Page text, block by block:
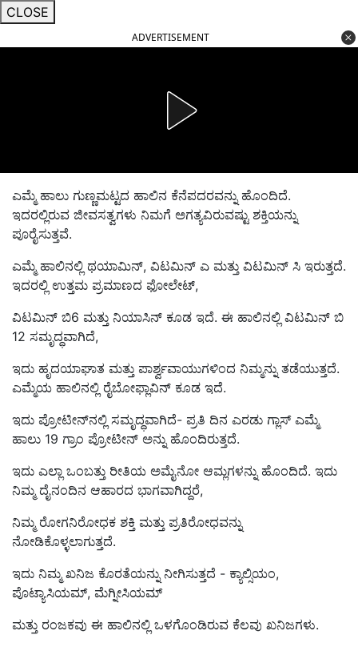
CLOSE
ADVERTISEMENT
ಎಮ್ಮೆ ಹಾಲು ಗುಣ್ಣಮಟ್ಟದ ಹಾಲಿನ ಕೆನೆಪದರವನ್ನು ಹೊಂದಿದೆ.
ಇದರಲ್ಲಿರುವ ಜೀವಸತ್ವಗಳು ನಿಮಗೆ ಅಗತ್ಯವಿರುವಷ್ಟು ಶಕ್ತಿಯನ್ನು
ಪೂರೈಸುತ್ತವೆ.
ಎಮ್ಮೆಹಾಲಿನಲ್ಲಿ ಥಯಾಮಿನ್, ವಿಟಮಿನ್ ಎ ಮತ್ತು ವಿಟಮಿನ್ ಸಿ ಇರುತ್ತದೆ.
ಇದರಲ್ಲಿ ಉತ್ತಮ ಪ್ರಮಾಣದ ಫೋಲೇಟ್,
ವಿಟಮಿನ್ ಬಿ6 ಮತ್ತು ನಿಯಾಸಿನ್ ಕೂಡ ಇದೆ. ಈ ಹಾಲಿನಲ್ಲಿ ವಿಟಮಿನ್ ಬಿ
12 ಸಮೃದ್ಧವಾಗಿದೆ,
ಇದು ಹೃದಯಾಘಾತ ಮತ್ತು ಪಾರ್ಶ್ವವಾಯುಗಳಿಂದ ನಿಮ್ಮನ್ನು ತಡೆಯುತ್ತದೆ.
ಎಮ್ಮೆಯ ಹಾಲಿನಲ್ಲಿ ರೈಬೋಫ್ಲಾವಿನ್ ಕೂಡ ಇದೆ.
ಇದು ಪ್ರೋಟೀನ್‌ನಲ್ಲಿ ಸಮೃದ್ಧವಾಗಿದೆ- ಪ್ರತಿ ದಿನ ಎರಡು ಗ್ಲಾಸ್ ಎಮ್ಮೆ
ಹಾಲು 19 ಗ್ರಾಂ ಪ್ರೋಟೀನ್ ಅನ್ನು ಹೊಂದಿರುತ್ತದೆ.
ಇದು ಎಲ್ಲಾ ಒಂಬತ್ತು ರೀತಿಯ ಅಮೈನೋ ಆಮ್ಲಗಳನ್ನು ಹೊಂದಿದೆ. ಇದು
ನಿಮ್ಮ ದೈನಂದಿನ ಆಹಾರದ ಭಾಗವಾಗಿದ್ದರೆ,
ನಿಮ್ಮ ರೋಗನಿರೋಧಕ ಶಕ್ತಿ ಮತ್ತು ಪ್ರತಿರೋಧವನ್ನು
ನೋಡಿಕೊಳ್ಳಲಾಗುತ್ತದೆ.
ಇದು ನಿಮ್ಮ ಖನಿಜ ಕೊರತೆಯನ್ನು ನೀಗಿಸುತ್ತದೆ - ಕ್ಯಾಲ್ಸಿಯಂ,
ಪೊಟ್ಯಾಸಿಯಮ್, ಮೆಗ್ನೀಸಿಯಮ್
ಮತ್ತು ರಂಜಕವು ಈ ಹಾಲಿನಲ್ಲಿ ಒಳಗೊಂಡಿರುವ ಕೆಲವು ಖನಿಜಗಳು.